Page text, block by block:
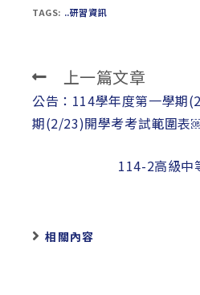
TAGS: ..研習資訊
Read
more
articles
上一篇文章
公告：114學年度第一學期
期(2/23)開學考考試範圍表
114-2高級中
相關內容